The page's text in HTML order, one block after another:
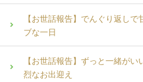
【お世話報告】でんぐり返し
ブな一日
【お世話報告】ずっと一緒が
烈なお出迎え